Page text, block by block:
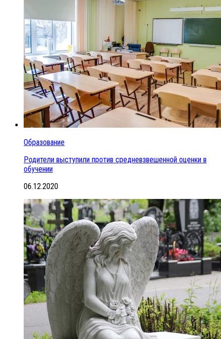
Образование
Родители выступили против средневзвешенной оценки в
обучении
06.12.2020